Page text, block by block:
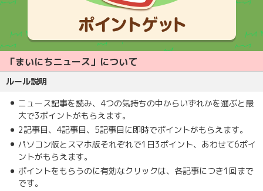
「まいにちニュース」について
ルール説明
ニュース記事を読み、4つの気持ちの中からいずれかを選ぶと最
大で3ポイントがもらえます。
2記事目、4記事目、5記事目に即時でポイントがもらえます。
パソコン版とスマホ版それぞれで1日3ポイント、あわせて6ポイ
ントがもらえます。
ポイントをもらうのに有効なクリックは、各記事につき1回まで
です。